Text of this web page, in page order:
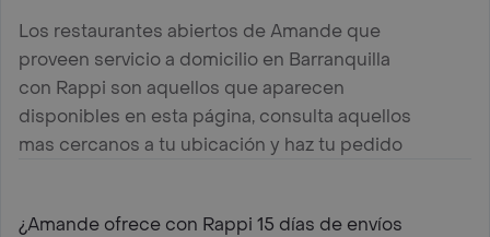
Los restaurantes abiertos de Amande que
proveen servicio a domicilio en Barranquilla
con Rappi son aquellos que aparecen
disponibles en esta página, consulta aquellos
mas cercanos a tu ubicación y haz tu pedido
¿Amande ofrece con Rappi 15 días de envíos